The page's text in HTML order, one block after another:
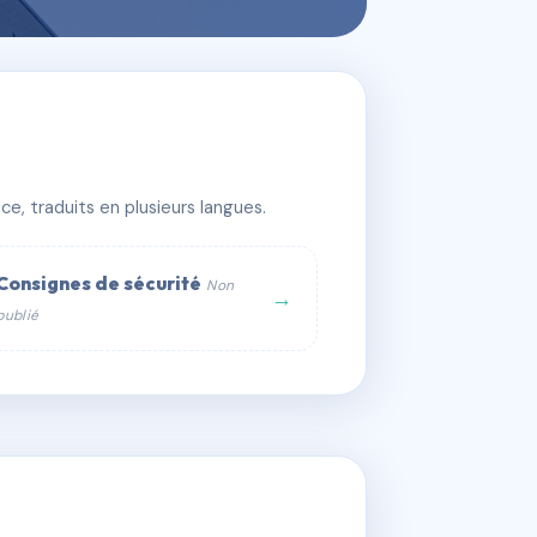
traduits en plusieurs langues.
de sécurité Non
→